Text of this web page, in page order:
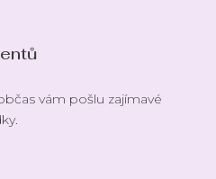
vám pošlu zajímavé